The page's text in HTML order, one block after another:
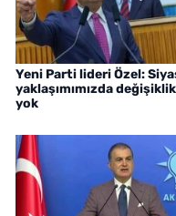
Yeni Parti lideri Özel:
yaklaşımımızda değişiklik
yok